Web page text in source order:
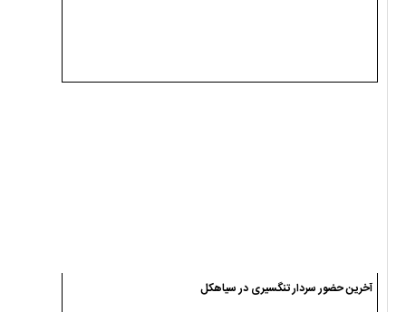
آخرین حضور سردار تنگسیری در سیاهکل